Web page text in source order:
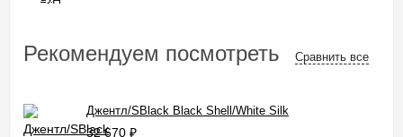
Рекомендуем посмотреть Сравнить все
Джентл/SBlack Black Shell/White Silk
32 670 ₽